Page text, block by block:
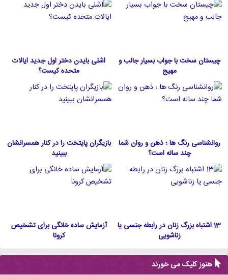
چیستان سخت با جواب بسیار جالب و
مهیج
اشلی بایدن دختر اول جدید ایالات
متحده كيست؟
روانشناسی رنگ ها ؛ ذهن و روان شما
چند ساله است؟
بازیگران پایتخت را در کنار همسرانشان
ببینید
13 اشتباه بزرگ زنان در رابطه جنسی یا
زناشویی
آزمایش ساده خانگی برای تشخیص
کرونا
هنوز کلیک می خورند